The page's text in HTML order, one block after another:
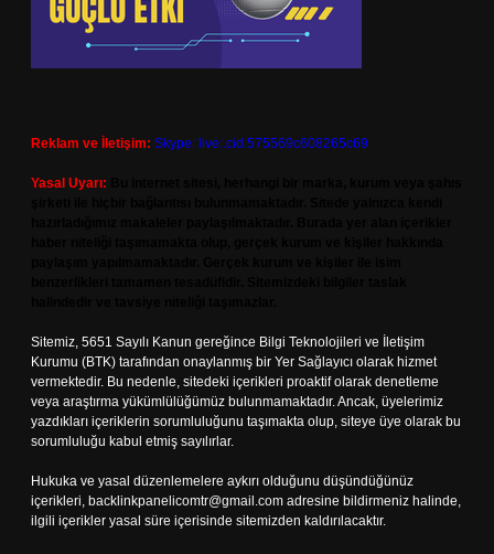
Reklam ve İletişim: Skype: live:.cid.575569c608265c69
Yasal Uyarı:
Sitemiz, 5651 Sayılı Kanun gereğince Bilgi Teknolojileri ve İletişim
Kurumu (BTK) tarafından onaylanmış bir Yer Sağlayıcı olarak hizmet
vermektedir. Bu nedenle, sitedeki içerikleri proaktif olarak denetleme
veya araştırma yükümlülüğümüz bulunmamaktadır. Ancak, üyelerimiz
yazdıkları içeriklerin sorumluluğunu taşımakta olup, siteye üye olarak bu
sorumluluğu kabul etmiş sayılırlar.
Hukuka ve yasal düzenlemelere aykırı olduğunu düşündüğünüz
içerikleri, backlinkpanelicomtr@gmail.com adresine bildirmeniz halinde,
ilgili içerikler yasal süre içerisinde sitemizden kaldırılacaktır.